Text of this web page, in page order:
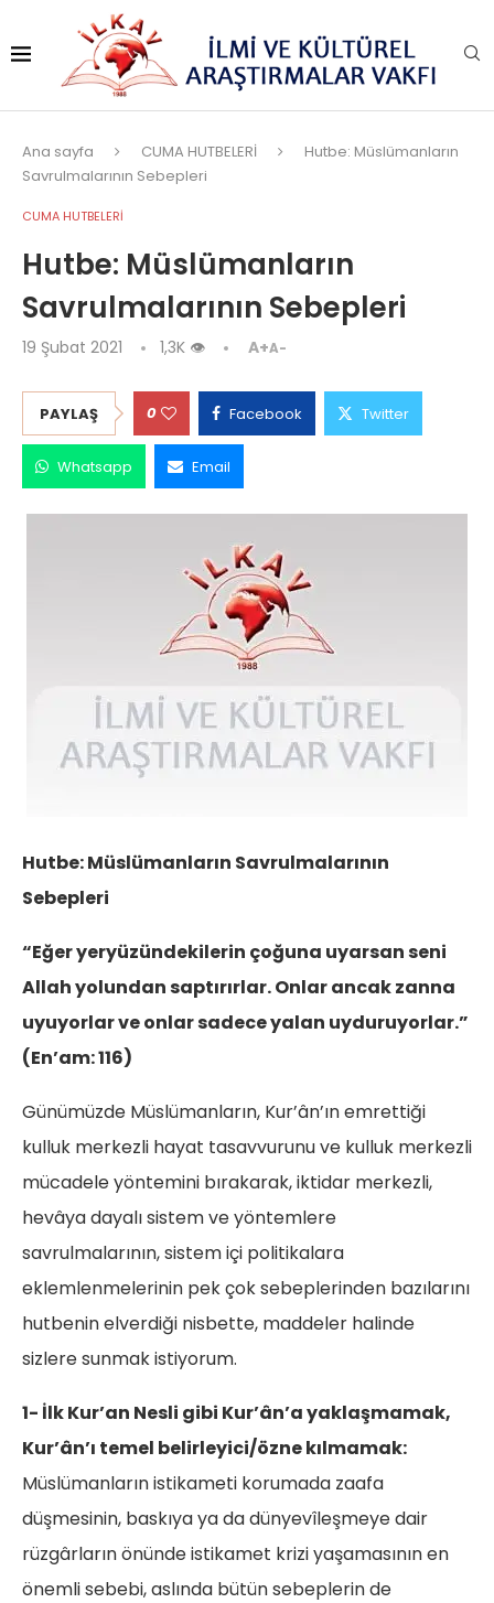
Ana sayfa CUMA HUTBELERİ
Hutbe: Müslümanların
Savrulmalarının Sebepleri
CUMA HUTBELERİ
Hutbe: Müslümanların
Savrulmalarının Sebepleri
19 Şubat 2021 1,3K 👁 A+A-
PAYLAŞ 0 Facebook Twitter
Whatsapp Email
Hutbe: Müslümanların Savrulmalarının
Sebepleri
“Eğer yeryüzündekilerin çoğuna uyarsan seni
Allah yolundan saptırırlar. Onlar ancak zanna
uyuyorlar ve onlar sadece yalan uyduruyorlar.”
(En’am: 116)
Günümüzde Müslümanların, Kur’ân’ın emrettiği
kulluk merkezli hayat tasavvurunu ve kulluk merkezli
mücadele yöntemini bırakarak, iktidar merkezli,
hevâya dayalı sistem ve yöntemlere
savrulmalarının, sistem içi politikalara
eklemlenmelerinin pek çok sebeplerinden bazılarını
hutbenin elverdiği nisbette, maddeler halinde
sizlere sunmak istiyorum.
1- İlk Kur’an Nesli gibi Kur’ân’a yaklaşmamak,
Kur’ân’ı temel belirleyici/özne kılmamak:
Müslümanların istikameti korumada zaafa
düşmesinin, baskıya ya da dünyevîleşmeye dair
rüzgârların önünde istikamet krizi yaşamasının en
önemli sebebi, aslında bütün sebeplerin de